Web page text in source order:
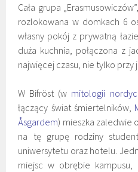
Cała grupa
rozlokowana w domkach 6
własny pokój z prywatną
duża kuchnia, połączona z
najwięcej czasu, nie tylko przy
W Bifröst (w mitologii
łączący świat śmiertelników,
Åsgardem) mieszka zaledwie
na tę grupę rodziny
uniwersytetu oraz hotelu.
miejsc w obrębie